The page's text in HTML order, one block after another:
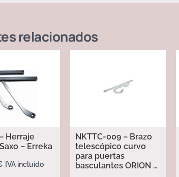
relacionados
Herraje
– Erreka
IVA incluido
NKTTC-009 – Brazo
telescópico curvo
para puertas
basculantes ORION –